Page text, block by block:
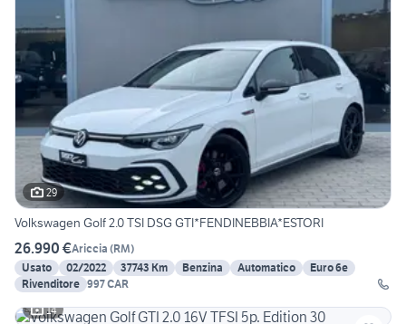
29
Volkswagen Golf 2.0 TSI DSG GTI*FENDINEBBIA*ESTORI
26.990 €Ariccia (RM)
Usato
02/2022 37743 Km Benzina Automatico
Euro 6e
Rivenditore 997 CAR
14